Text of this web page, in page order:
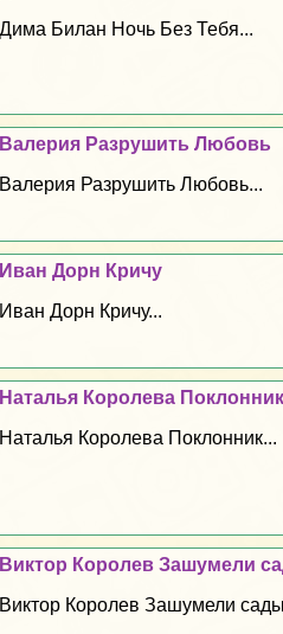
Дима Билан Ночь Без Тебя...
Валерия Разрушить Любовь
Валерия Разрушить Любовь...
Иван Дорн Кричу
Иван Дорн Кричу...
Наталья Королева Поклонник
Наталья Королева Поклонник...
Виктор Королев Зашумели
Виктор Королев Зашумели